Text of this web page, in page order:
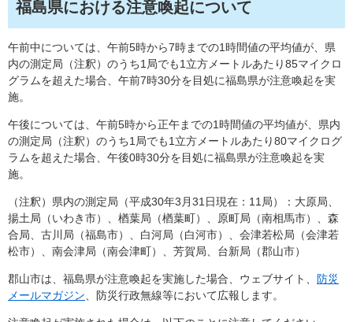
福島県における注意喚起について
午前中については、午前5時から7時までの1時間値の平均値が、県
内の測定局（注釈）のうち1局でも1立方メートルあたり85マイクロ
グラムを超えた場合、午前7時30分を目処に福島県が注意喚起を実
施。
午後については、午前5時から正午までの1時間値の平均値が、県内
の測定局（注釈）のうち1局でも1立方メートルあたり80マイクログ
ラムを超えた場合、午後0時30分を目処に福島県が注意喚起を実
施。
（注釈）県内の測定局（平成30年3月31日現在：11局）：大原局、
揚土局（いわき市）、楢葉局（楢葉町）、原町局（南相馬市）、森
合局、古川局（福島市）、白河局（白河市）、会津若松局（会津若
松市）、南会津局（南会津町）、芳賀局、台新局（郡山市）
郡山市は、福島県が注意喚起を実施した場合、ウェブサイト、 防災
メールマガジン 、防災行政無線等において広報します。